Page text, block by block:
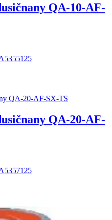
QA-10-AF-
QA-20-AF-